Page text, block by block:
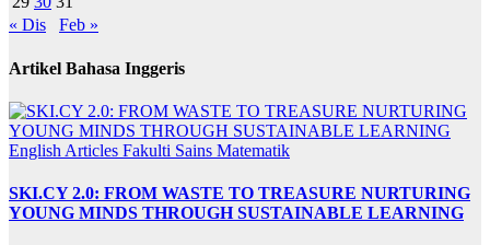
« Dis
Feb »
Artikel Bahasa Inggeris
English Articles Fakulti Sains Matematik
SKI.CY 2.0: FROM WASTE TO TREASURE NURTURING
YOUNG MINDS THROUGH SUSTAINABLE LEARNING